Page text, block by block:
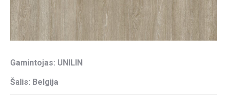
Gamintojas: UNILIN
Šalis: Belgija